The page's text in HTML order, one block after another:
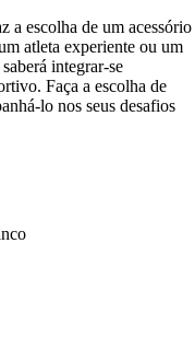
a escolha de um acessório
atleta experiente ou um
integrar-se
Faça a escolha de
lo nos seus desafios